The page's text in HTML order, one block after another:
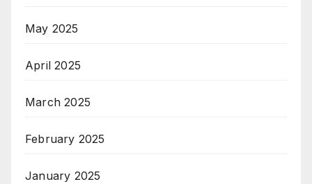
May 2025
April 2025
March 2025
February 2025
January 2025